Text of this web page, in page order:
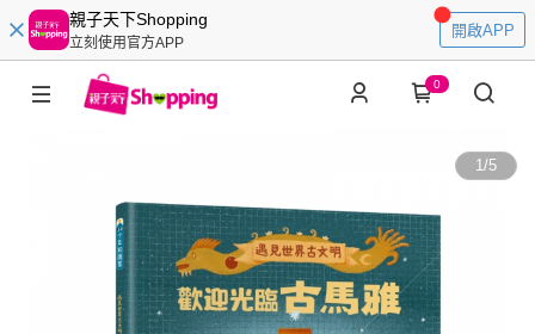
親子天下Shopping
立刻使用官方APP
開啟APP
0
1/5